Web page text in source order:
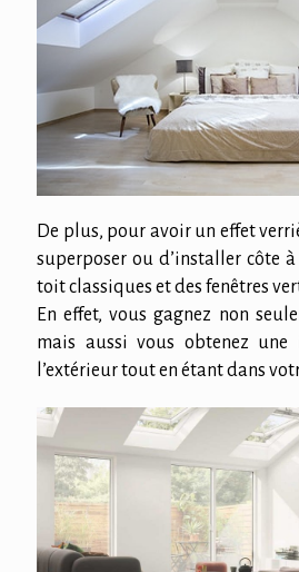
De plus, pour avoir un effet
superposer ou d’installer côte
toit classiques et des fenêtres
En effet, vous gagnez non
mais aussi vous obtenez une
l’extérieur tout en étant dans